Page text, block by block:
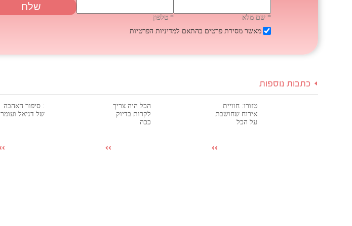
* שם מלא
* טלפון
מאשר מסירת פרטים בהתאם למדיניות הפרטיות
כתבות נוספות
טזורו: חוויית
אירוח שחושבת
על הכל
הכל היה צריך
לקרות בדיוק
ככה
: סיפור האהבה
של דניאל ועומר